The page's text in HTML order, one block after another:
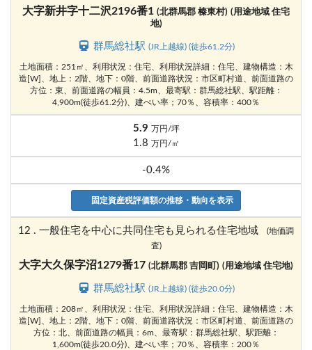
大字新井字十二沢2196番1 (北群馬郡 榛東村) (用途地域 住宅
地)
群馬総社駅(JR上越線) (徒歩61.2分)
土地面積：251㎡、利用状況：住宅、利用状況詳細：住宅、建物構造：木
造[W]、地上：2階、地下：0階、前面道路状況：市区町村道、前面道路の
方位：東、前面道路の幅員：4.5m、最寄駅：群馬総社駅、駅距離：
4,900m(徒歩61.2分)、建ぺい率；70％、容積率：400％
5.9 万円/坪
1.8 万円/㎡
-0.4%
固定資産税評価額の推移・動向を表示
12 . 一般住宅を中心に共同住宅も見られる住宅地域
(地価調
査)
大字大久保字沼1279番17 (北群馬郡 吉岡町) (用途地域 住宅地)
群馬総社駅(JR上越線) (徒歩20.0分)
土地面積：208㎡、利用状況：住宅、利用状況詳細：住宅、建物構造：木
造[W]、地上：2階、地下：0階、前面道路状況：市区町村道、前面道路の
方位：北、前面道路の幅員：6m、最寄駅：群馬総社駅、駅距離：
1,600m(徒歩20.0分)、建ぺい率；70％、容積率：200％